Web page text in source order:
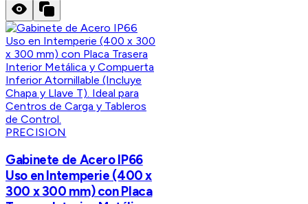
PRECISION
Gabinete de Acero IP66
Uso en Intemperie (400 x
300 x 300 mm) con Placa